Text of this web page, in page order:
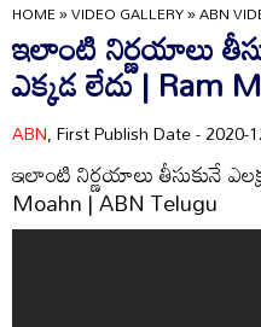
HOME»VIDEO GALLERY»ABN
ఇలాంటి నిర్ణయాలు
ఎక్కడ లేదు | Ram
ABN, First Publish Date - 2020-
ఇలాంటి నిర్ణయాలు తీసుకునే
Moahn | ABN Telugu